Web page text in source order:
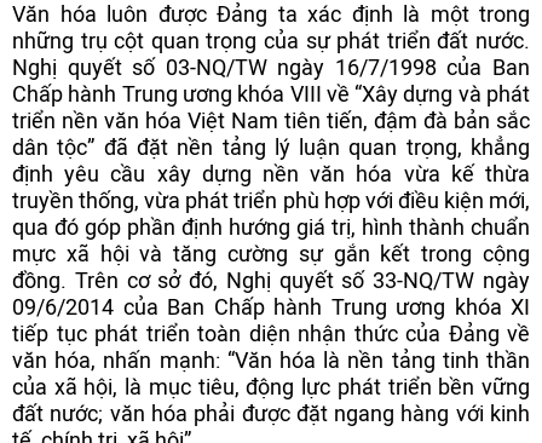
Văn hóa luôn được Đảng ta xác định là một trong
những trụ cột quan trọng của sự phát triển đất nước.
Nghị quyết số 03-NQ/TW ngày 16/7/1998 của Ban
Chấp hành Trung ương khóa VIII về “Xây dựng và phát
triển nền văn hóa Việt Nam tiên tiến, đậm đà bản sắc
dân tộc” đã đặt nền tảng lý luận quan trọng, khẳng
định yêu cầu xây dựng nền văn hóa vừa kế thừa
truyền thống, vừa phát triển phù hợp với điều kiện mới,
qua đó góp phần định hướng giá trị, hình thành chuẩn
mực xã hội và tăng cường sự gắn kết trong cộng
đồng. Trên cơ sở đó, Nghị quyết số 33-NQ/TW ngày
09/6/2014 của Ban Chấp hành Trung ương khóa XI
tiếp tục phát triển toàn diện nhận thức của Đảng về
văn hóa, nhấn mạnh: “Văn hóa là nền tảng tinh thần
của xã hội, là mục tiêu, động lực phát triển bền vững
đất nước; văn hóa phải được đặt ngang hàng với kinh